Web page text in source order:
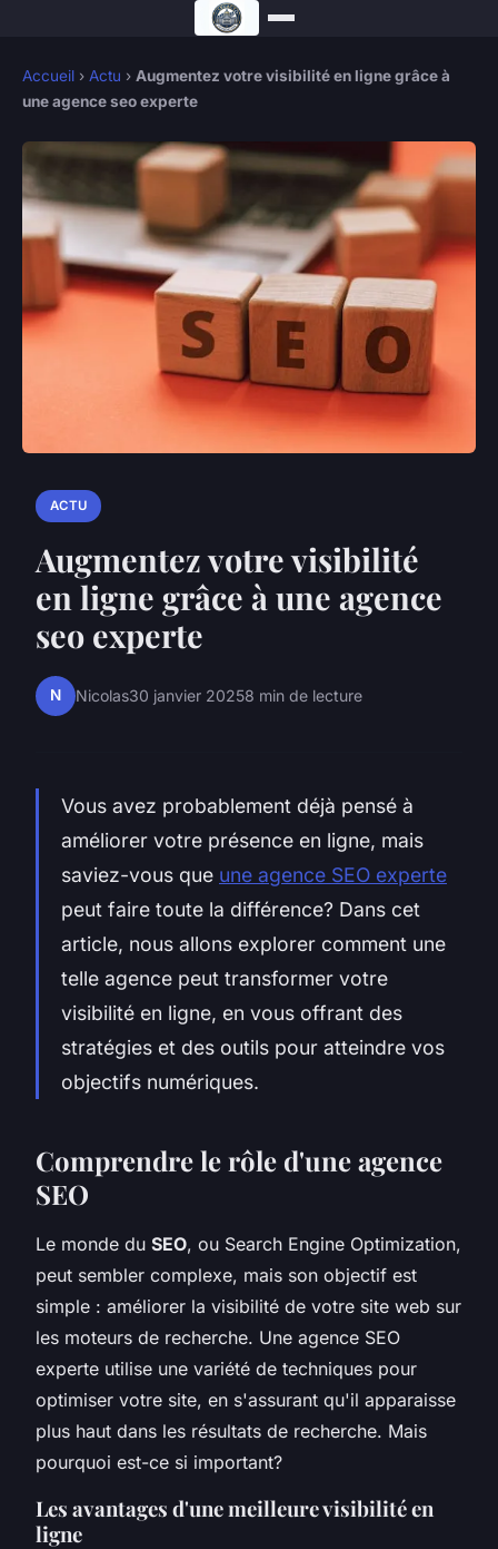
Accueil › Actu › Augmentez votre visibilité en ligne grâce à
une agence seo experte
ACTU
Augmentez votre visibilité
en ligne grâce à une agence
seo experte
N Nicolas30 janvier 20258 min de lecture
Vous avez probablement déjà pensé à
améliorer votre présence en ligne, mais
saviez-vous que une agence SEO experte
peut faire toute la différence? Dans cet
article, nous allons explorer comment une
telle agence peut transformer votre
visibilité en ligne, en vous offrant des
stratégies et des outils pour atteindre vos
objectifs numériques.
Comprendre le rôle d'une agence
SEO
Le monde du SEO, ou Search Engine Optimization,
peut sembler complexe, mais son objectif est
simple : améliorer la visibilité de votre site web sur
les moteurs de recherche. Une agence SEO
experte utilise une variété de techniques pour
optimiser votre site, en s'assurant qu'il apparaisse
plus haut dans les résultats de recherche. Mais
pourquoi est-ce si important?
Les avantages d'une meilleure visibilité en
ligne